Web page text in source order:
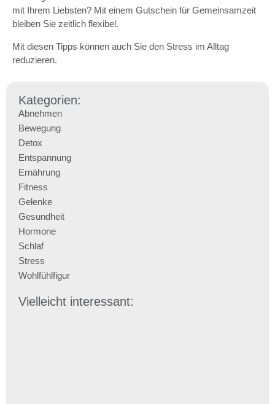
mit Ihrem Liebsten? Mit einem Gutschein für Gemeinsamzeit
bleiben Sie zeitlich flexibel.
Mit diesen Tipps können auch Sie den Stress im Alltag
reduzieren.
Kategorien:
Abnehmen
Bewegung
Detox
Entspannung
Ernährung
Fitness
Gelenke
Gesundheit
Hormone
Schlaf
Stress
Wohlfühlfigur
Vielleicht interessant: